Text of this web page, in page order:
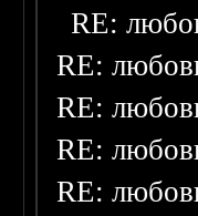
RE:
RE:
RE:
RE:
RE: